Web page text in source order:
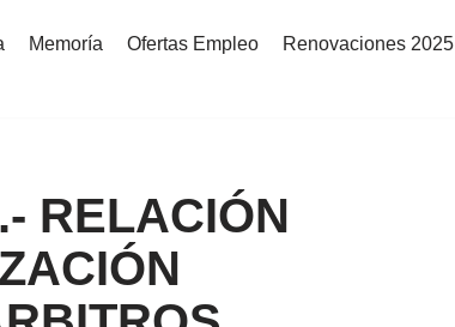
Memoría Ofertas Empleo
Renovaciones 2025
RELACIÓN